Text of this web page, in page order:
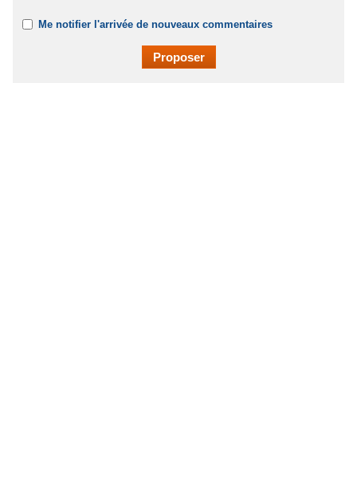
Me notifier l'arrivée de nouveaux commentaires